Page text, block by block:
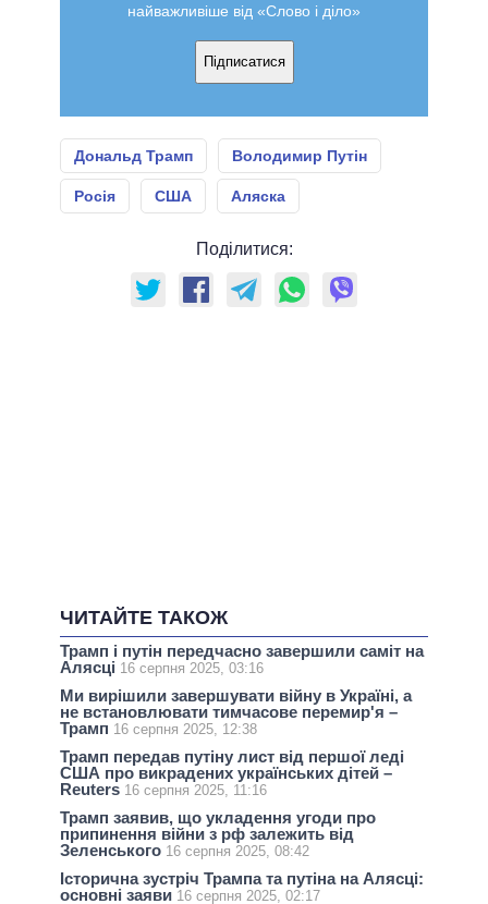
найважливіше від «Слово і діло»
Підписатися
Дональд Трамп Володимир Путін
Росія США Аляска
Поділитися:
ЧИТАЙТЕ ТАКОЖ
Трамп і путін передчасно завершили самiт на
Алясці 16 серпня 2025, 03:16
Ми вирішили завершувати війну в Україні, а
не встановлювати тимчасове перемир'я –
Трамп 16 серпня 2025, 12:38
Трамп передав путіну лист від першої леді
США про викрадених українських дітей –
Reuters 16 серпня 2025, 11:16
Трамп заявив, що укладення угоди про
припинення війни з рф залежить від
Зеленського 16 серпня 2025, 08:42
Історична зустріч Трампа та путіна на Алясці:
основні заяви 16 серпня 2025, 02:17